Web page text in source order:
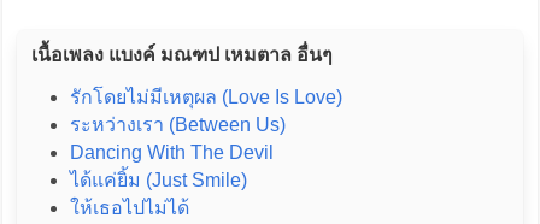
เนื้อเพลง แบงค์ มณฑป เหมตาล อื่นๆ
รักโดยไม่มีเหตุผล (Love Is Love)
ระหว่างเรา (Between Us)
Dancing With The Devil
ได้แค่ยิ้ม (Just Smile)
ให้เธอไปไม่ได้